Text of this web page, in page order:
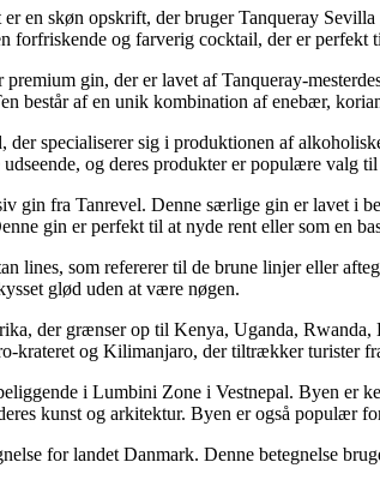
en skøn opskrift, der bruger Tanqueray
forfriskende og farverig cocktail, der er perfekt
premium gin, der er lavet af Tanqueray-
består af en unik kombination af enebær,
der specialiserer sig i produktionen af
og deres produkter er populære valg
gin fra Tanrevel. Denne særlige gin er lavet i
gin er perfekt til at nyde rent eller som en
lines, som refererer til de brune linjer eller
glød uden at være nøgen.
der grænser op til Kenya, Uganda,
krateret og Kilimanjaro, der tiltrækker turister
i Lumbini Zone i Vestnepal. Byen er
kunst og arkitektur. Byen er også populær
for landet Danmark. Denne betegnelse